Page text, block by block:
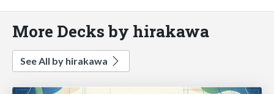
More Decks by hirakawa
See All by hirakawa